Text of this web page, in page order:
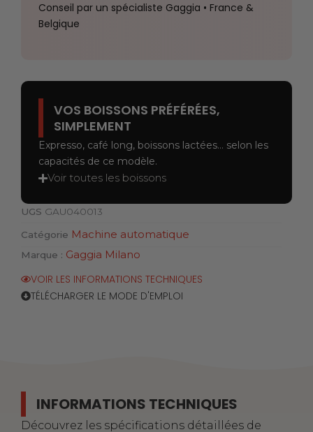
Conseil par un spécialiste Gaggia • France &
Belgique
VOS BOISSONS PRÉFÉRÉES,
SIMPLEMENT
Expresso, café long, boissons lactées… selon les
capacités de ce modèle.
Voir toutes les boissons
UGS GAU040013
Catégorie Machine automatique
Marque : Gaggia Milano
VOIR LES INFORMATIONS TECHNIQUES
TÉLÉCHARGER LE MODE D'EMPLOI
INFORMATIONS TECHNIQUES
Découvrez les spécifications détaillées de